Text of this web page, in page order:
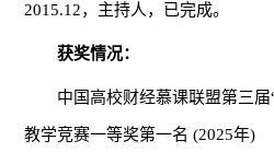
2015.12，主持人，已完成。
获奖情况：
中国高校财经慕课联盟第三届
教学竞赛一等奖第一名 (2025年)